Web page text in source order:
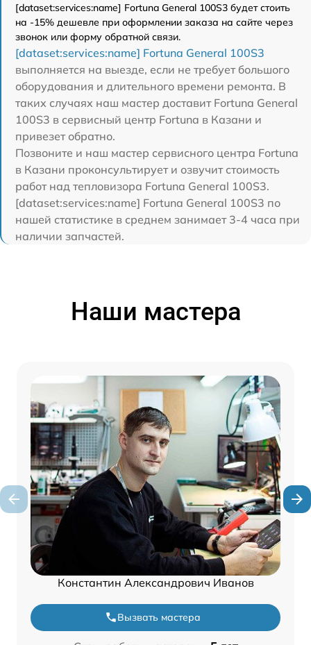
[dataset:services:name] Fortuna General 100S3 будет стоить
на -15% дешевле при оформлении заказа на сайте через
звонок или форму обратной связи.
[dataset:services:name] Fortuna General 100S3
выполняется на выезде, если не требует большого
оборудования и длительного времени ремонта. В
таких случаях наш мастер доставит Fortuna General
100S3 в сервисный центр Fortuna в Казани и
привезет обратно.
Позвоните и наш мастер сервисного центра Fortuna
в Казани проконсультирует и озвучит стоимость
работ над тепловизора Fortuna General 100S3.
[dataset:services:name] Fortuna General 100S3 по
нашей статистике в среднем занимает 3-4 часа при
наличии запчастей.
Наши мастера
Константин Александрович Иванов
Вызвать мастера